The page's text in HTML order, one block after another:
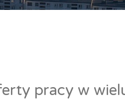
pracy w